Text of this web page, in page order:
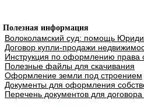
Полезная информация
Волоколамский суд: помощь
Договор купли-продажи
Инструкция по оформлению права
Полезные файлы для скачивания
Оформление земли под строением
Документы для оформления
Перечень документов для